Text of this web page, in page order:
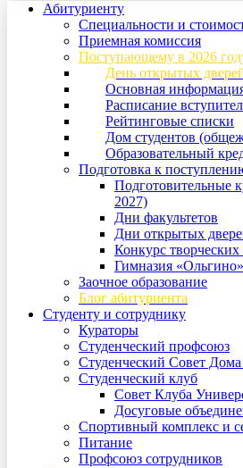
Абитуриенту
Специальности и
Приемная комиссия
Поступающему в 2026
День открытых
Основная
Расписание
Рейтинговые списки
Дом студентов
Образовательный
Подготовка к
Подготовительные
2027)
Дни факультетов
Дни открытых
Конкурс творческих
Гимназия «Ольгино»
Заочное образование
Блог абитуриента
Студенту и сотруднику
Кураторы
Студенческий профсоюз
Студенческий Совет Дома
Студенческий клуб
Совет Клуба
Досуговые
Спортивный комплекс и
Питание
Профсоюз сотрудников